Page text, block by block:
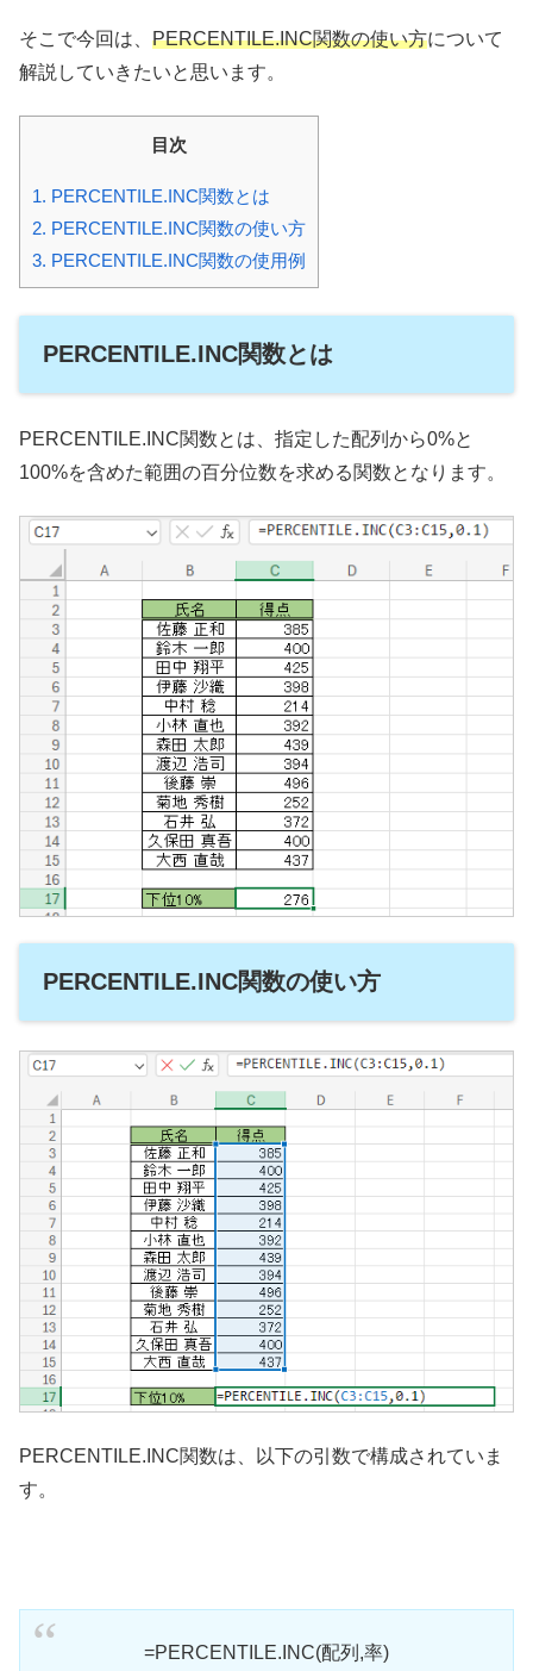
そこで今回は、 PERCENTILE.INC関数の使い方について
解説していきたいと思います。
目次
1. PERCENTILE.INC関数とは
2. PERCENTILE.INC関数の使い方
3. PERCENTILE.INC関数の使用例
PERCENTILE.INC関数とは
PERCENTILE.INC関数とは、指定した配列から0%と
100%を含めた範囲の百分位数を求める関数となります。
PERCENTILE.INC関数の使い方
PERCENTILE.INC関数は、以下の引数で構成されていま
す。
=PERCENTILE.INC(配列,率)